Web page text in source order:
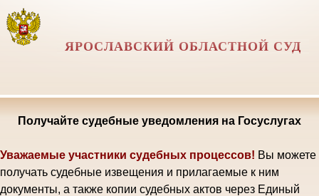
ЯРОСЛАВСКИЙ ОБЛАСТНОЙ СУД
Получайте судебные уведомления на Госуслугах
Уважаемые участники судебных процессов! Вы можете
получать судебные извещения и прилагаемые к ним
документы, а также копии судебных актов через Единый